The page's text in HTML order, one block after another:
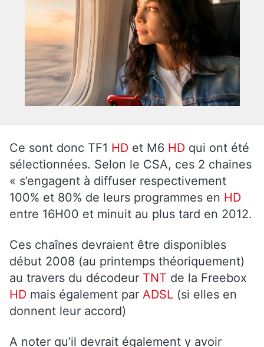
Ce sont donc TF1 HD et M6 HD qui ont été
sélectionnées. Selon le CSA, ces 2 chaines
« s’engagent à diffuser respectivement
100% et 80% de leurs programmes en HD
entre 16H00 et minuit au plus tard en 2012.
Ces chaînes devraient être disponibles
début 2008 (au printemps théoriquement)
au travers du décodeur TNT de la Freebox
HD mais également par ADSL (si elles en
donnent leur accord)
A noter qu’il devrait également y avoir